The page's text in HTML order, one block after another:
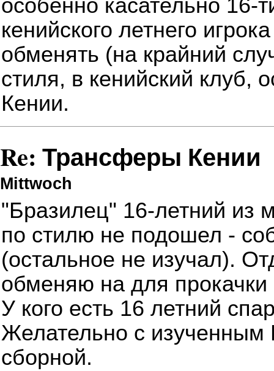
особенно касательно 16-
кенийского летнего
обменять (на крайний
стиля, в кенийский клуб,
Кении.
Re: Трансферы Кении
Mittwoch
"Бразилец" 16-летний из
по стилю не подошел -
(остальное не изучал).
обменяю на для
У кого есть 16 летний
Желательно с
сборной.